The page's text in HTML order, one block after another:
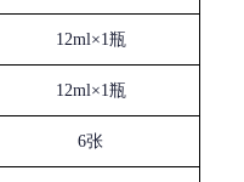
12ml×1瓶
12ml×1瓶
6张